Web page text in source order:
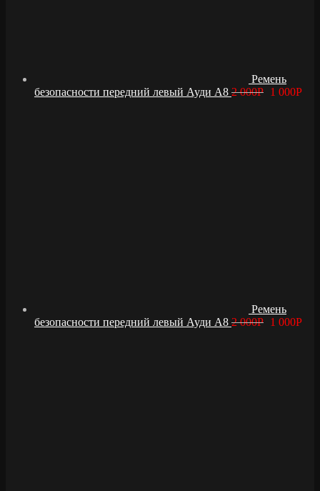
Ремень
безопасности передний левый Ауди А8 2 000Р 1 000Р
Ремень
безопасности передний левый Ауди А8 2 000Р 1 000Р